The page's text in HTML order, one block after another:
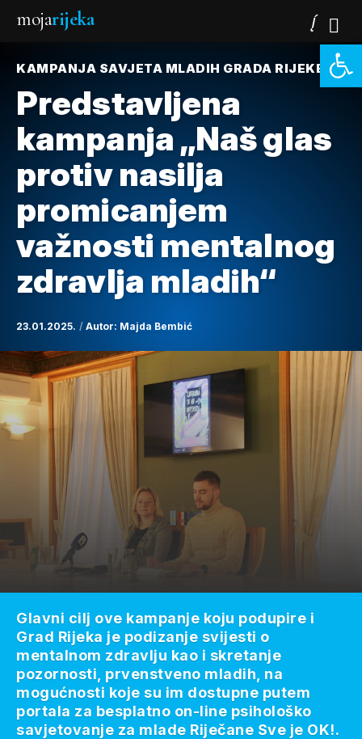
mojarijeka
KAMPANJA SAVJETA MLADIH GRADA RIJEKE
Predstavljena
kampanja „Naš glas
protiv nasilja
promicanjem
važnosti mentalnog
zdravlja mladih“
23.01.2025. Autor: Majda Bembić
Glavni cilj ove kampanje koju podupire i
Grad Rijeka je podizanje svijesti o
mentalnom zdravlju kao i skretanje
pozornosti, prvenstveno mladih, na
mogućnosti koje su im dostupne putem
portala za besplatno on-line psihološko
savjetovanje za mlade Riječane Sve je OK!.